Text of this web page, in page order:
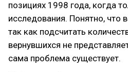
позициях 1998 года, когда
исследования. Понятно, что
так как подсчитать
вернувшихся не
сама проблема существует.